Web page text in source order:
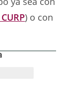
) o con